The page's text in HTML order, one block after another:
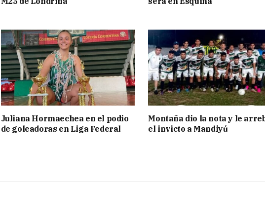
Juliana Hormaechea en el podio
de goleadoras en Liga Federal
Montaña dio la nota y le
el invicto a Mandiyú